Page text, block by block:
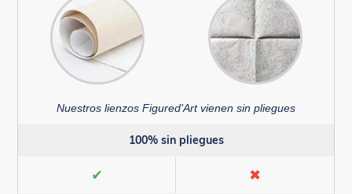
Nuestros lienzos Figured'Art vienen sin pliegues
100% sin pliegues
✔ ✖